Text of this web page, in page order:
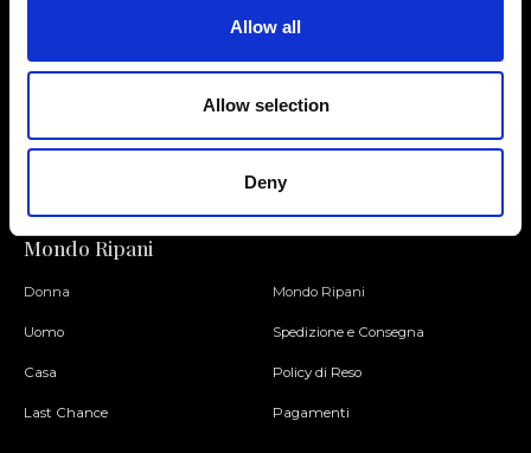
Allow all
Allow selection
Deny
Mondo Ripani
Donna
Uomo
Casa
Last Chance
Mondo Ripani
Spedizione e Consegna
Policy di Reso
Pagamenti